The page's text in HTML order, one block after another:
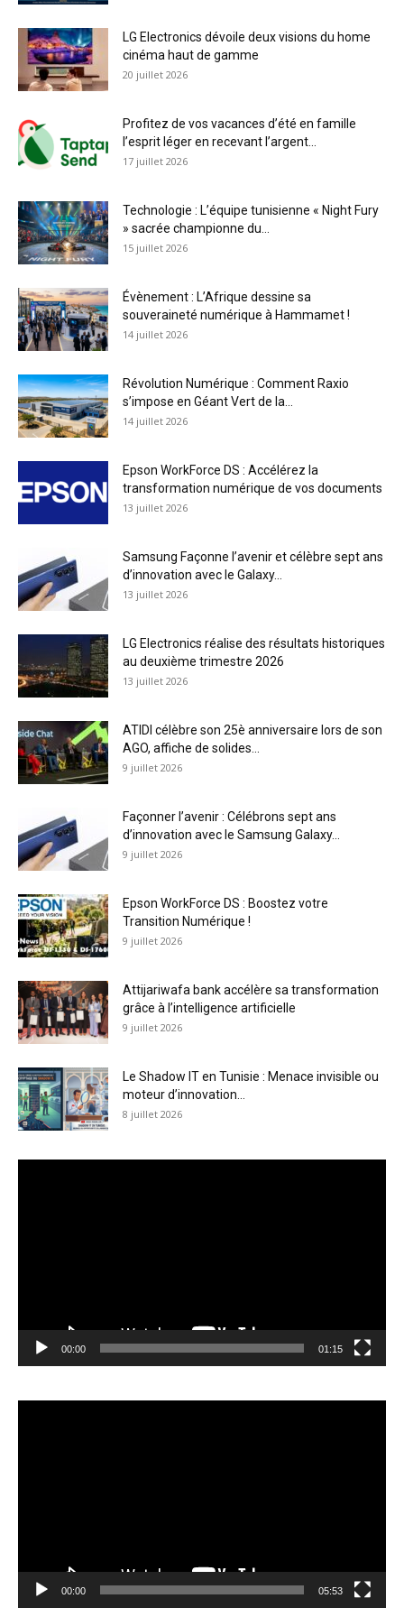
LG Electronics dévoile deux visions du home
cinéma haut de gamme
20 juillet 2026
Profitez de vos vacances d’été en famille
l’esprit léger en recevant l’argent...
17 juillet 2026
Technologie : L’équipe tunisienne « Night Fury
» sacrée championne du...
15 juillet 2026
Évènement : L’Afrique dessine sa
souveraineté numérique à Hammamet !
14 juillet 2026
Révolution Numérique : Comment Raxio
s’impose en Géant Vert de la...
14 juillet 2026
Epson WorkForce DS : Accélérez la
transformation numérique de vos documents
13 juillet 2026
Samsung Façonne l’avenir et célèbre sept ans
d’innovation avec le Galaxy...
13 juillet 2026
LG Electronics réalise des résultats historiques
au deuxième trimestre 2026
13 juillet 2026
ATIDI célèbre son 25è anniversaire lors de son
AGO, affiche de solides...
9 juillet 2026
Façonner l’avenir : Célébrons sept ans
d’innovation avec le Samsung Galaxy...
9 juillet 2026
Epson WorkForce DS : Boostez votre
Transition Numérique !
9 juillet 2026
Attijariwafa bank accélère sa transformation
grâce à l’intelligence artificielle
9 juillet 2026
Le Shadow IT en Tunisie : Menace invisible ou
moteur d’innovation...
8 juillet 2026
00:00 01:15
00:00 05:53